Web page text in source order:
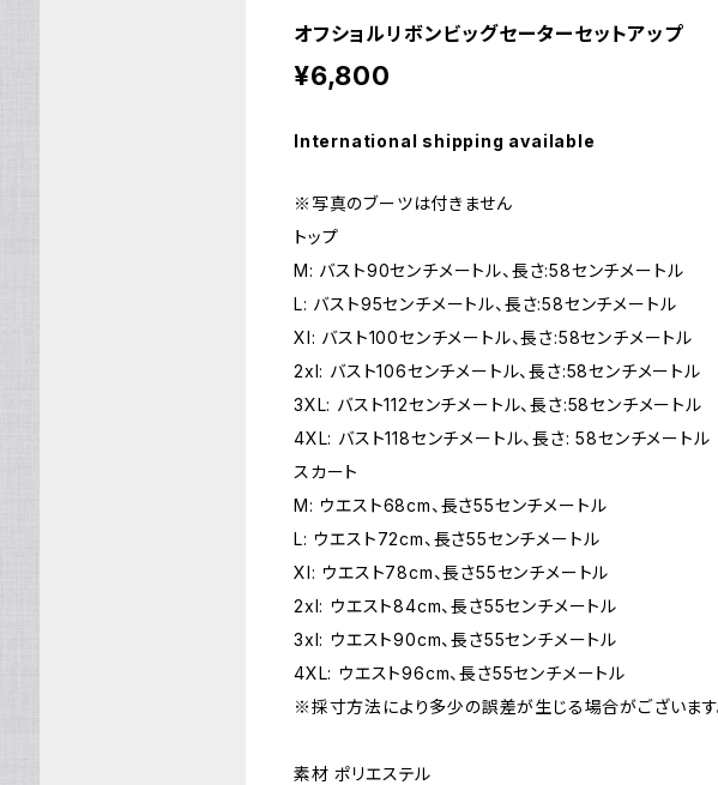
オフショルリボンビッグセーターセットアップ
¥6,800
International shipping available
※写真のブーツは付きません
トップ
M: バスト90センチメートル、長さ:58センチメートル
L: バスト95センチメートル、長さ:58センチメートル
Xl: バスト100センチメートル、長さ:58センチメートル
2xl: バスト106センチメートル、長さ:58センチメートル
3XL: バスト112センチメートル、長さ:58センチメートル
4XL: バスト118センチメートル、長さ: 58センチメートル
スカート
M: ウエスト68cm、長さ55センチメートル
L: ウエスト72cm、長さ55センチメートル
Xl: ウエスト78cm、長さ55センチメートル
2xl: ウエスト84cm、長さ55センチメートル
3xl: ウエスト90cm、長さ55センチメートル
4XL: ウエスト96cm、長さ55センチメートル
※採寸方法により多少の誤差が生じる場合がございます
素材 ポリエステル